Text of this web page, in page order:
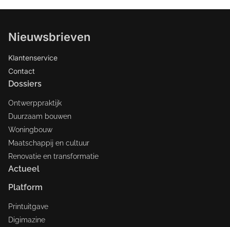
Nieuwsbrieven
Klantenservice
Contact
Dossiers
Ontwerppraktijk
Duurzaam bouwen
Woningbouw
Maatschappij en cultuur
Renovatie en transformatie
Actueel
Platform
Printuitgave
Digimazine